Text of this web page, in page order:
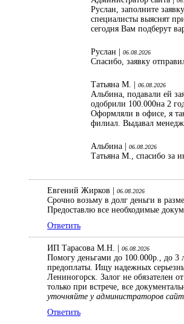
Руслан, заполните
специалисты выяснят
сегодня Вам подберут
Руслан | 06.08.2026
Спасибо, заявку
Татьяна М. | 06.08.2026
Альбина, подавали ей
одобрили 100.000на 2
Оформляли в офисе, я
филиал. Выдавал
Альбина | 06.08.2026
Татьяна М., спасибо за
Евгений Жирков | 06.08.2026
Срочно возьму в долг деньги в
Предоставлю все необходимые
Ответить
ИП Тарасова М.Н. | 06.08.2026
Помогу деньгами до 100.000р., до 3
предоплаты. Ищу надежных
Лениногорск. Залог не обязателен
только при встрече, все
уточняйте у администраторов
Ответить